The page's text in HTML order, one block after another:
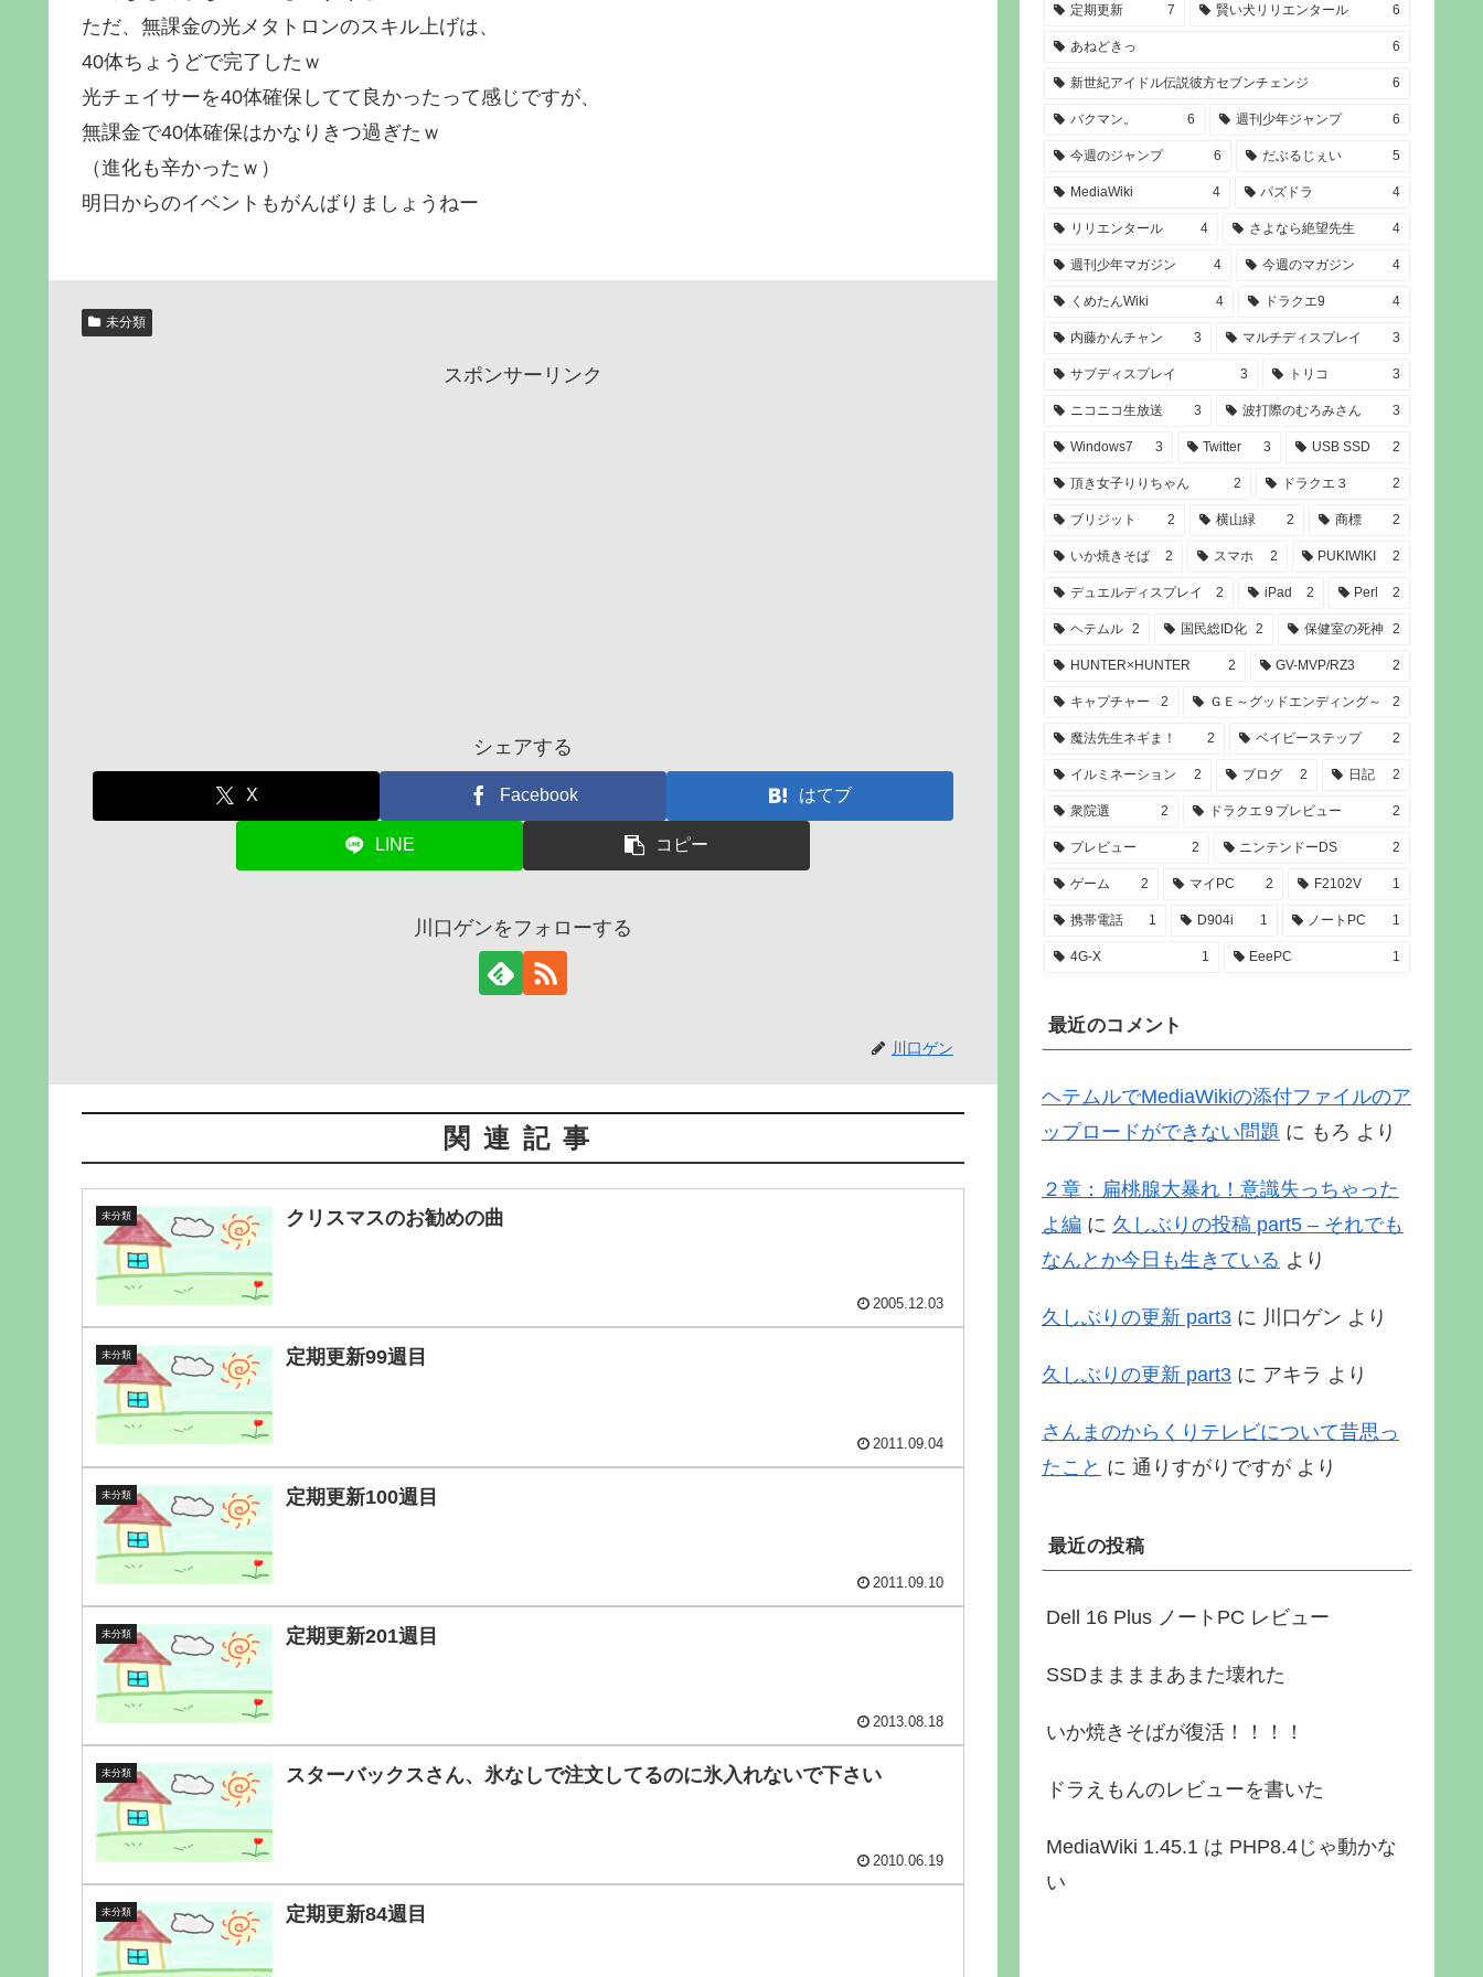
ただ、無課金の光メタトロンのスキル上げは、
40体ちょうどで完了したｗ
光チェイサーを40体確保してて良かったって感じですが、
無課金で40体確保はかなりきつ過ぎたｗ
（進化も辛かったｗ）
明日からのイベントもがんばりましょうねー
未分類
スポンサーリンク
シェアする
X Facebook はてブ
LINE コピー
川口ゲンをフォローする
川口ゲン
関連記事
未分類 クリスマスのお勧めの曲
2005.12.03
未分類 定期更新99週目
2011.09.04
未分類 定期更新100週目
2011.09.10
未分類 定期更新201週目
2013.08.18
未分類 スターバックスさん、氷なしで注文してるのに氷入れないで下さい
2010.06.19
未分類 定期更新84週目
定期更新 7 賢い犬リリエンタール 6
あねどきっ 6
新世紀アイドル伝説彼方セブンチェンジ 6
バクマン。 6 週刊少年ジャンプ 6
今週のジャンプ 6 だぶるじぇい 5
MediaWiki 4 パズドラ 4
リリエンタール 4 さよなら絶望先生 4
週刊少年マガジン 4 今週のマガジン 4
くめたんWiki 4 ドラクエ9 4
内藤かんチャン 3 マルチディスプレイ 3
サブディスプレイ 3 トリコ 3
ニコニコ生放送 3 波打際のむろみさん 3
Windows7 3 Twitter 3 USB SSD 2
頂き女子りりちゃん 2 ドラクエ３ 2
ブリジット 2 横山緑 2 商標 2
いか焼きそば 2 スマホ 2 PUKIWIKI 2
デュエルディスプレイ 2 iPad 2 Perl 2
ヘテムル 2 国民総ID化 2 保健室の死神 2
HUNTER×HUNTER 2 GV-MVP/RZ3 2
キャプチャー 2 ＧＥ～グッドエンディング～ 2
魔法先生ネギま！ 2 ベイビーステップ 2
イルミネーション 2 ブログ 2 日記 2
衆院選 2 ドラクエ９プレビュー 2
プレビュー 2 ニンテンドーDS 2
ゲーム 2 マイPC 2 F2102V 1
携帯電話 1 D904i 1 ノートPC 1
4G-X 1 EeePC 1
最近のコメント
ヘテムルでMediaWikiの添付ファイルのア
ップロードができない問題 に もろ より
２章：扁桃腺大暴れ！意識失っちゃった
よ編 に 久しぶりの投稿 part5 – それでも
なんとか今日も生きている より
久しぶりの更新 part3 に 川口ゲン より
久しぶりの更新 part3 に アキラ より
さんまのからくりテレビについて昔思っ
たこと に 通りすがりですが より
最近の投稿
Dell 16 Plus ノートPC レビュー
SSDままままあまた壊れた
いか焼きそばが復活！！！！
ドラえもんのレビューを書いた
MediaWiki 1.45.1 は PHP8.4じゃ動かな
い